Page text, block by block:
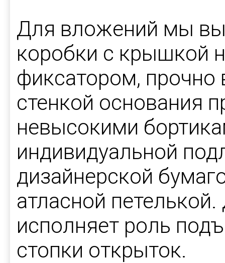
Для вложений мы
коробки с крышкой
фиксатором,
стенкой основания
невысокими
индивидуальной
дизайнерской
атласной
исполняет роль
стопки открыток.